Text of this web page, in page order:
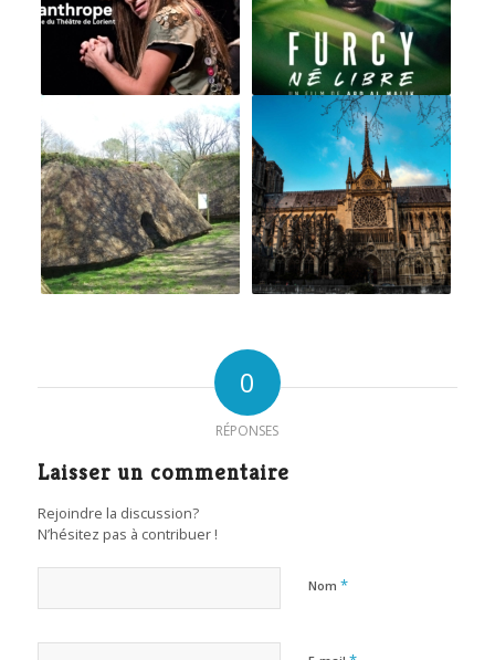
0
RÉPONSES
Laisser un commentaire
Rejoindre la discussion?
N’hésitez pas à contribuer !
Nom *